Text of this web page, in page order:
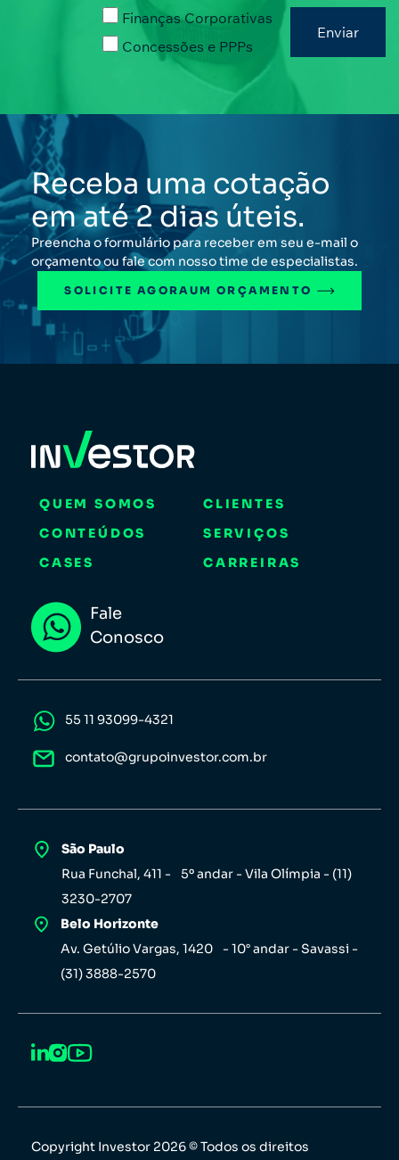
Finanças Corporativas
Concessões e PPPs
Receba uma cotação
em até 2 dias úteis.
Preencha o formulário para receber em seu e-mail o
orçamento ou fale com nosso time de especialistas.
SOLICITE AGORAUM ORÇAMENTO
QUEM SOMOS
CLIENTES
CONTEÚDOS
SERVIÇOS
CASES
CARREIRAS
Fale
Conosco
55 11 93099-4321
contato@grupoinvestor.com.br
São Paulo
Rua Funchal, 411 - 5º andar - Vila Olímpia - (11)
3230-2707
Belo Horizonte
Av. Getúlio Vargas, 1420 - 10° andar - Savassi -
(31) 3888-2570
Copyright Investor 2026 © Todos os direitos